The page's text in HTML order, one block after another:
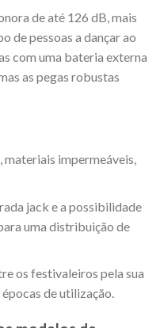
de até 126 dB, mais
de pessoas a dançar ao
com uma bateria externa
as pegas robustas
materiais impermeáveis,
jack e a possibilidade
uma distribuição de
os festivaleiros pela sua
de utilização.